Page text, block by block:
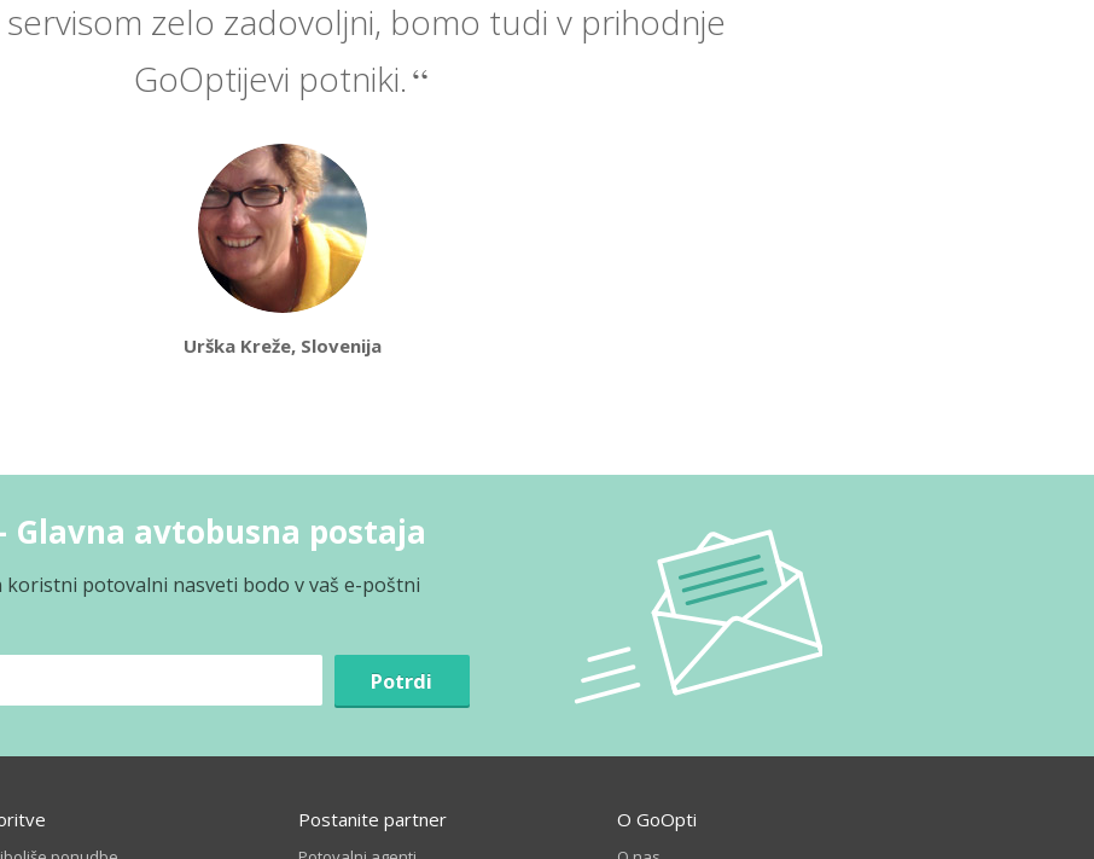
servisom zelo zadovoljni, bomo tudi v prihodnje
GoOptijevi potniki.
Urška Kreže, Slovenija
Glavna avtobusna postaja
potovalni nasveti bodo v vaš e-poštni
Potrdi
Postanite partner O GoOpti